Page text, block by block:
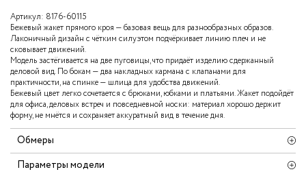
Артикул: 8176-60115
Бежевый жакет прямого кроя — базовая вещь для разнообразных образов.
Лаконичный дизайн с чётким силуэтом подчёркивает линию плеч и не
сковывает движений.
Модель застёгивается на две пуговицы, что придаёт изделию сдержанный
деловой вид. По бокам — два накладных кармана с клапанами для
практичности, на спинке — шлица для удобства движений.
Бежевый цвет легко сочетается с брюками, юбками и платьями. Жакет подойдёт
для офиса, деловых встреч и повседневной носки: материал хорошо держит
форму, не мнётся и сохраняет аккуратный вид в течение дня.
Обмеры
Параметры модели